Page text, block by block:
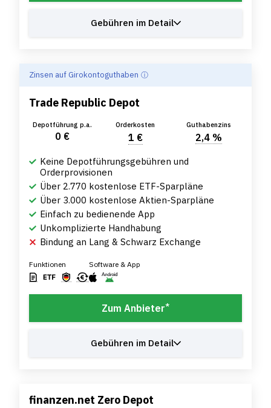
Gebühren im Detail
Zinsen auf Girokontoguthaben
Trade Republic Depot
Depotführung p.a.
0 €
Orderkosten
1 €
Guthabenzins
2,4 %
Keine Depotführungsgebühren und
Orderprovisionen
Über 2.770 kostenlose ETF-Sparpläne
Über 3.000 kostenlose Aktien-Sparpläne
Einfach zu bedienende App
Unkomplizierte Handhabung
Bindung an Lang & Schwarz Exchange
Funktionen Software & App
Zum Anbieter*
Gebühren im Detail
finanzen.net Zero Depot